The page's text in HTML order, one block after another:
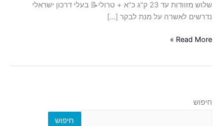
שלוש מזוודות עד 23 ק"ג כ"א + טרולי📝 בעלי דרכון ישראלי
נדרשים לאשרה על מנת לבקר […]
Read More »
חיפוש
חיפוש